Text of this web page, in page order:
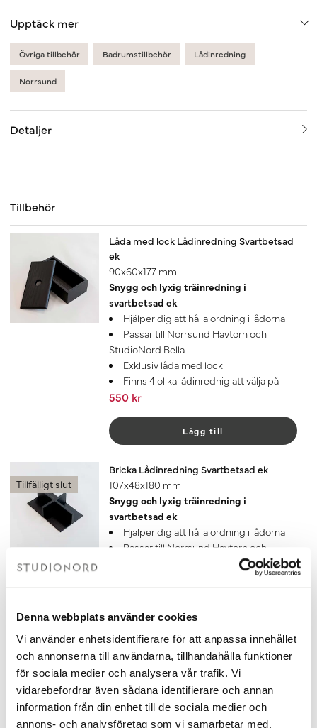
Denna webbplats använder cookies
Vi använder enhetsidentifierare för att anpassa innehållet
och annonserna till användarna, tillhandahålla funktioner
för sociala medier och analysera vår trafik. Vi
vidarebefordrar även sådana identifierare och annan
information från din enhet till de sociala medier och
annons- och analysföretag som vi samarbetar med.
Upptäck mer
Övriga tillbehör Badrumstillbehör Lådinredning
Norrsund
Detaljer
Tillbehör
Låda med lock Lådinredning Svartbetsad
ek
90x60x177 mm
Snygg och lyxig träinredning i
svartbetsad ek
Hjälper dig att hålla ordning i lådorna
Passar till Norrsund Havtorn och
StudioNord Bella
Exklusiv låda med lock
Finns 4 olika lådinrednig att välja på
550 kr
Lägg till
Tillfälligt slut
Bricka Lådinredning Svartbetsad ek
107x48x180 mm
Snygg och lyxig träinredning i
svartbetsad ek
Hjälper dig att hålla ordning i lådorna
Passar till Norrsund Havtorn och
Exklusiv bricka med avdelare för
450 kr
Gå till
Lådinredning Lilja Svartbetsad ek
3 fack